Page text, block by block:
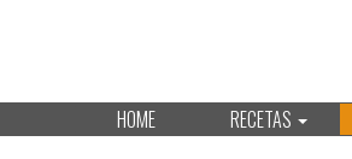
HOME RECETAS